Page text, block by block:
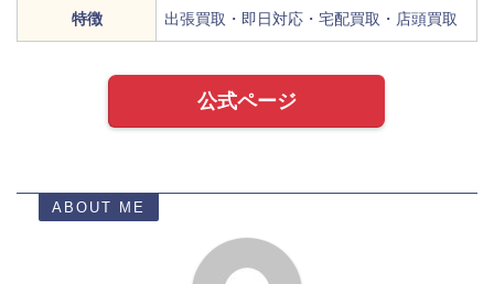
特徴 出張買取・即日対応・宅配買取・店頭買取
公式ページ
ABOUT ME